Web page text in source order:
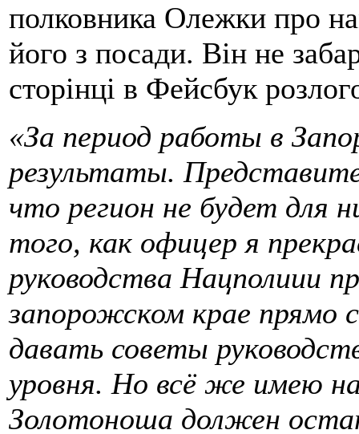
полковника Олежки про
його з посади. Він не
сторінці в Фейсбук
«За период работы в
результаты.
что регион не будет для
того, как офицер я
руководства Нацполиии
запорожском крае прямо
давать советы
уровня. Но всё же имею
Золотоноша должен